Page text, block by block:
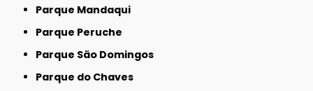
Parque Mandaqui
Parque Peruche
Parque São Domingos
Parque do Chaves